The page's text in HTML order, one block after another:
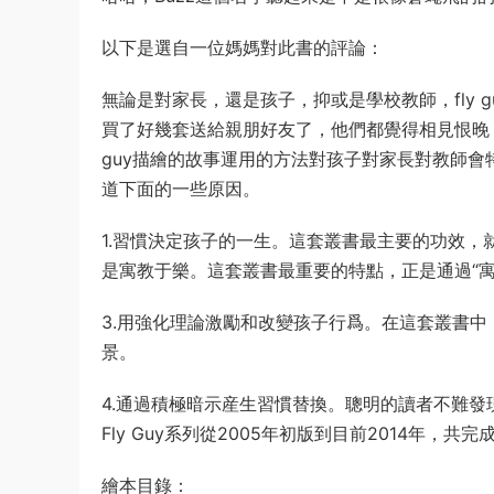
以下是選自一位媽媽對此書的評論：
無論是對家長，還是孩子，抑或是學校教師，fly
買了好幾套送給親朋好友了，他們都覺得相見恨
guy描繪的故事運用的方法對孩子對家長對教師
道下面的一些原因。
1.習慣決定孩子的一生。這套叢書最主要的功效
是寓教于樂。這套叢書最重要的特點，正是通過“
3.用強化理論激勵和改變孩子行爲。在這套叢書
景。
4.通過積極暗示産生習慣替換。聰明的讀者不難
Fly Guy系列從2005年初版到目前2014年，共完
繪本目錄：